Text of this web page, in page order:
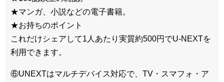
★マンガ、小説などの電子書籍。
★お持ちのポイント
これだけシェアして1人あたり実質約500円でU-NEXTを
利用できます。
⑥UNEXTはマルチデバイス対応で、TV・スマフォ・ア